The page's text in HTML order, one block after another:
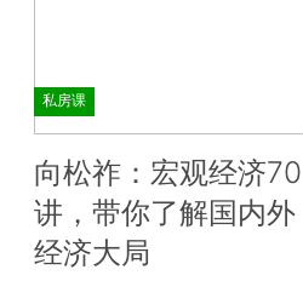
私房课
向松祚：宏观经济70
讲，带你了解国内外
经济大局